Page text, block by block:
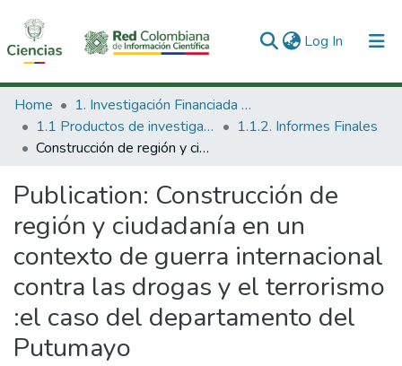
Log In (current)
Communities & Collections
All of DSpace
Home
1. Investigación Financiada con Recursos Públicos
1.1 Productos de investigación
1.1.2. Informes Finales
Construcción de región y ciudadanía en un contexto de guerra internacional contra las drogas y el terrorismo :el caso del departamento del Putumayo
Publication: Construcción de
región y ciudadanía en un
contexto de guerra internacional
contra las drogas y el terrorismo
:el caso del departamento del
Putumayo